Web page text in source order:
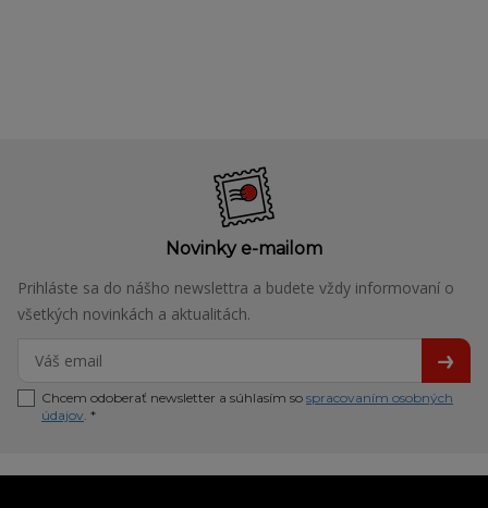
Novinky e-mailom
Prihláste sa do nášho newslettra a budete vždy informovaní o
všetkých novinkách a aktualitách.
Chcem odoberať newsletter a súhlasím so spracovaním osobných
údajov. *